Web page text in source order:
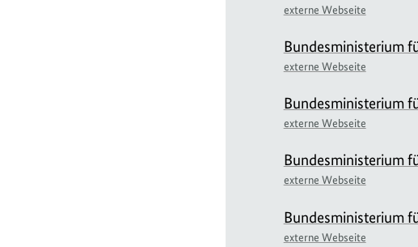
externe Webseite
Bundesministerium
externe Webseite
Bundesministerium
externe Webseite
Bundesministerium
externe Webseite
Bundesministerium
externe Webseite